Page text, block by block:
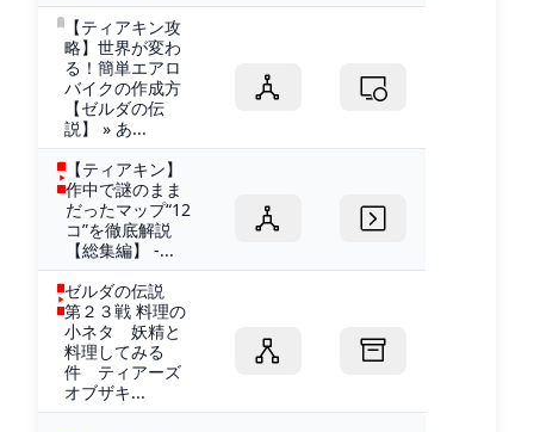
【ティアキン攻
略】世界が変わ
る！簡単エアロ
バイクの作成方
【ゼルダの伝
説】 » あ...
【ティアキン】
作中で謎のまま
だったマップ“12
コ”を徹底解説
【総集編】 -...
ゼルダの伝説
第２３戦 料理の
小ネタ 妖精と
料理してみる
件 ティアーズ
オブザキ...